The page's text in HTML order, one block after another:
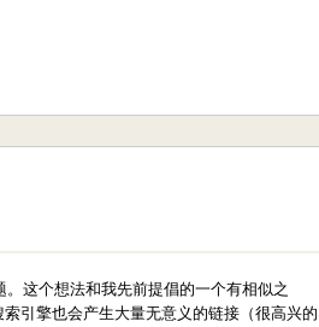
这个想法和我先前提倡的一个有相似之
引擎也会产生大量无意义的链接（很高兴的